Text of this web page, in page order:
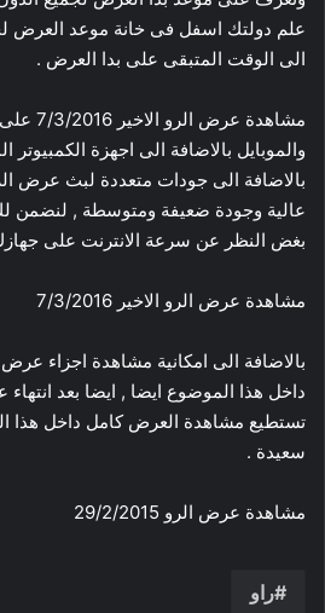
علم دولتك اسفل فى خانة موعد العرض
الى الوقت المتبقى على بدا العرض .
والموبايل بالاضافة الى اجهزة الكمبيوتر
عالية وجودة ضعيفة ومتوسطة , لنضمن
بغض النظر عن سرعة الانترنت على
مشاهدة عرض الرو الاخير 7/3/2016
بالاضافة الى امكانية مشاهدة اجزاء عرض
تستطيع مشاهدة العرض كامل داخل هذا
سعيدة .
مشاهدة عرض الرو 29/2/2015
راو